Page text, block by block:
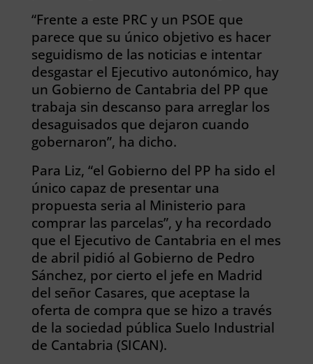
“Frente a este PRC y un PSOE que
parece que su único objetivo es hacer
seguidismo de las noticias e intentar
desgastar el Ejecutivo autonómico, hay
un Gobierno de Cantabria del PP que
trabaja sin descanso para arreglar los
desaguisados que dejaron cuando
gobernaron”, ha dicho.
Para Liz, “el Gobierno del PP ha sido el
único capaz de presentar una
propuesta seria al Ministerio para
comprar las parcelas”, y ha recordado
que el Ejecutivo de Cantabria en el mes
de abril pidió al Gobierno de Pedro
Sánchez, por cierto el jefe en Madrid
del señor Casares, que aceptase la
oferta de compra que se hizo a través
de la sociedad pública Suelo Industrial
de Cantabria (SICAN).